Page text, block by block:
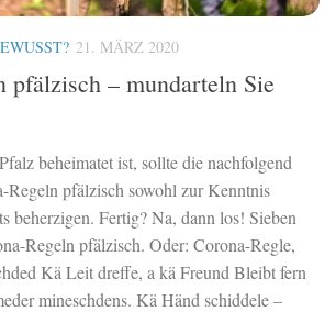
21. MÄRZ 2020
pfälzisch – mundarteln Sie
beheimatet ist, sollte die nachfolgend
Regeln pfälzisch sowohl zur Kenntnis
beherzigen. Fertig? Na, dann los! Sieben
Regeln pfälzisch. Oder: Corona-Regle,
Kä Leit dreffe, a kä Freund Bleibt fern
mineschdens. Kä Händ schiddele –